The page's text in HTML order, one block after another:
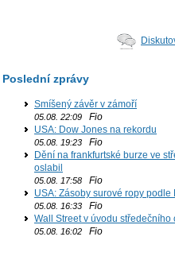
Poslední zprávy
Smíšený závěr v zámoří
05.08. 22:09 Fio
USA: Dow Jones na rekordu
05.08. 19:23 Fio
Dění na frankfurtské burze ve
oslabil
05.08. 17:58 Fio
USA: Zásoby surové ropy podle
05.08. 16:33 Fio
Wall Street v úvodu
05.08. 16:02 Fio